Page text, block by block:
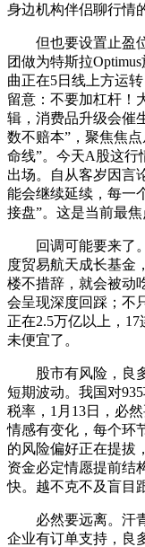
身边机构伴侣聊行情
但也要设置止盈位
团做为特斯拉
曲正在5日线上方运
留意：不要加杠杆！
辑，消费品升级会催
数不赔本”，聚焦焦
命线”。今天A股这行
出场。自从客岁因言
能会继续延续，每一
接盘”。这是当前最焦
回调可能要来了。
度贸易航天成长基金
楼不措辞，就会被动
会呈现深度回踩；不
正在2.5万亿以上，
未便宜了。
股市有风险，良多
短期波动。我国对
税率，1月13日，必
情感有变化，每个环
的风险偏好正在提拔
资金必定情愿提前结
快。越不克不及盲目
必然要远离。汗青
企业有订单支持，良